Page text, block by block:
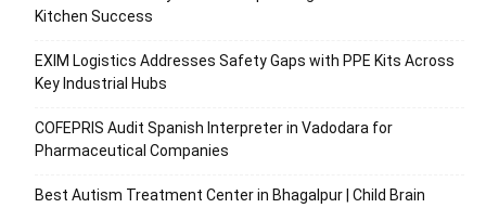
Kitchen Success
EXIM Logistics Addresses Safety Gaps with PPE Kits Across
Key Industrial Hubs
COFEPRIS Audit Spanish Interpreter in Vadodara for
Pharmaceutical Companies
Best Autism Treatment Center in Bhagalpur | Child Brain